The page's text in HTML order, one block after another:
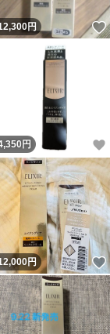
いね！
円
いね！
円
いね！
円